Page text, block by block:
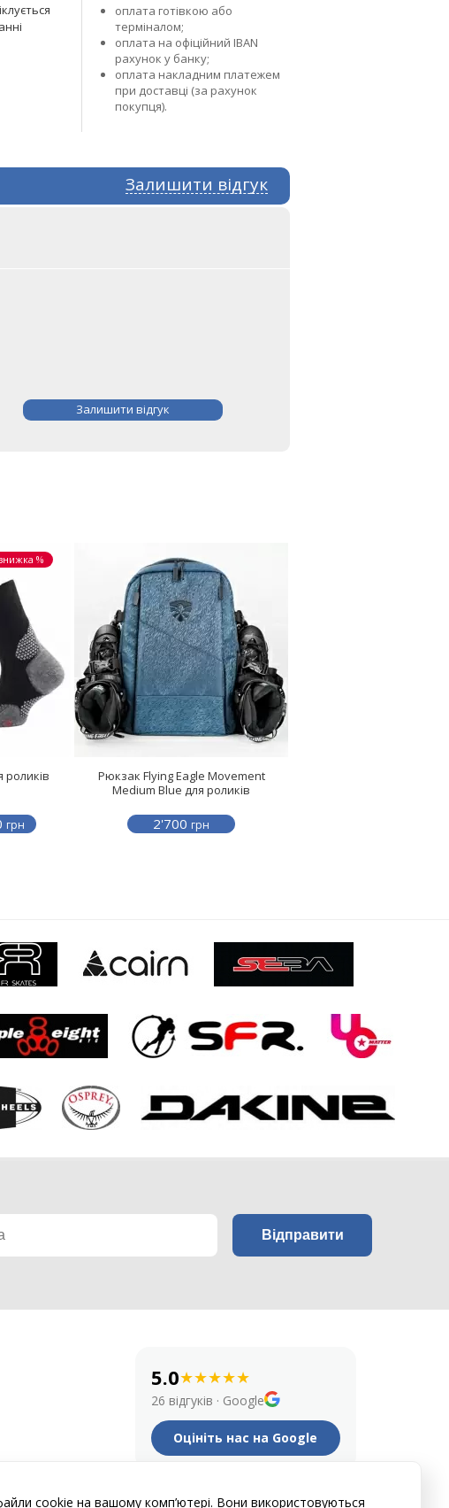
оплата готівкою або
терміналом;
оплата на офіційний IBAN
рахунок у банку;
оплата накладним платежем
при доставці (за рахунок
покупця).
Залишити відгук
Залишити відгук
%
роликів
грн
Рюкзак Flying Eagle Movement
Medium Blue для роликів
2'700 грн
5.0★★★★★
26 відгуків · Google
Оцініть нас на Google
Natalia I
cookie на вашому комп’ютері. Вони використовуються